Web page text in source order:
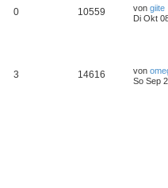
0 10559 von giite
Di Okt
3 14616 von
So Sep